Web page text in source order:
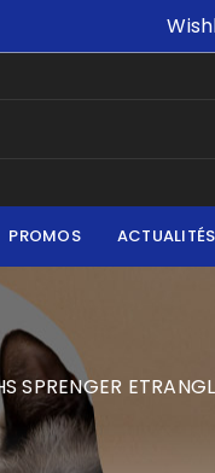
PROMOS ACTUALITÉS
SPRENGER